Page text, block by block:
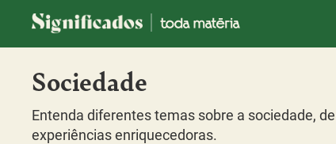
Significados
Sociedade
Entenda diferentes temas sobre a sociedade,
experiências enriquecedoras.